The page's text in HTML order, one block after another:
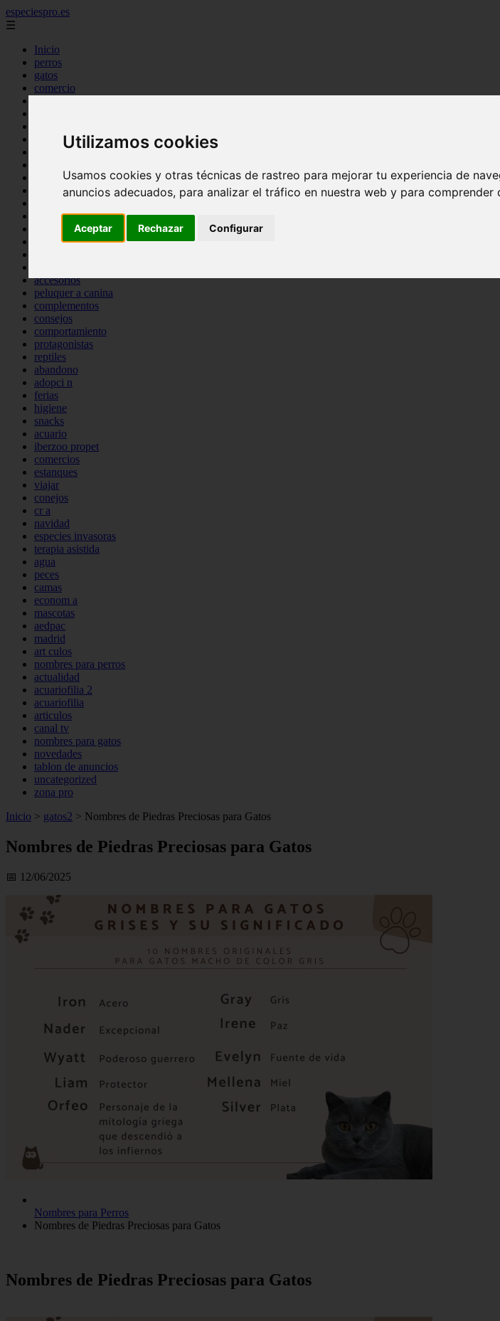
Utilizamos cookies
Usamos cookies y otras técnicas de rastreo para mejorar tu experiencia de
anuncios adecuados, para analizar el tráfico en nuestra web y para
Aceptar Rechazar Configurar
especiespro.es
☰
Inicio
perros
gatos
comercio
tenencia responsable
mantenimiento
bienestar
peque os mam feros
verano
accesorios
peluquer a canina
complementos
consejos
comportamiento
protagonistas
reptiles
abandono
adopci n
ferias
higiene
snacks
acuario
iberzoo propet
comercios
estanques
viajar
conejos
cr a
navidad
especies invasoras
terapia asistida
agua
peces
camas
econom a
mascotas
aedpac
madrid
art culos
nombres para perros
actualidad
acuariofilia 2
acuariofilia
articulos
canal tv
nombres para gatos
novedades
tablon de anuncios
uncategorized
zona pro
Inicio > gatos2 > Nombres de Piedras Preciosas para Gatos
Nombres de Piedras Preciosas para Gatos
📅 12/06/2025
Nombres para Perros
Nombres de Piedras Preciosas para Gatos
Nombres de Piedras Preciosas para Gatos